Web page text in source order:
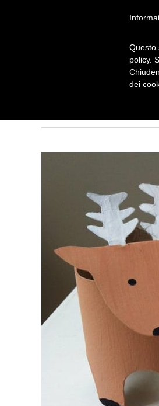
Questo
policy.
dei